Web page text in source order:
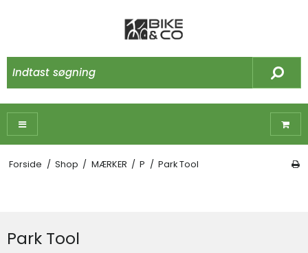
Forside / Shop / MÆRKER / P / Park Tool
Park Tool